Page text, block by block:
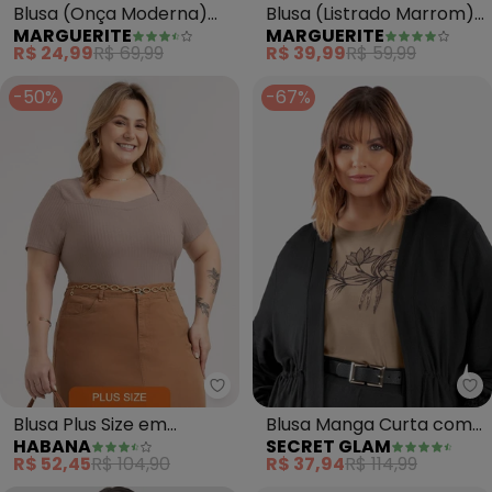
Blusa (Onça Moderna)
em Malha de Viscose
MARGUERITE
R$ 24,99R$ 69,99
Blusa (Listrado Marrom)
em Meia Malha
MARGUERITE
R$ 39,99R$ 59,99
-50%
Blusa Plus Size em
Canelado (Marrom)
HABANA
R$ 52,45R$ 104,90
-67%
Blusa Manga Curta com
Estampa Plus (Marrom)
SECRET GLAM
R$ 37,94R$ 114,99